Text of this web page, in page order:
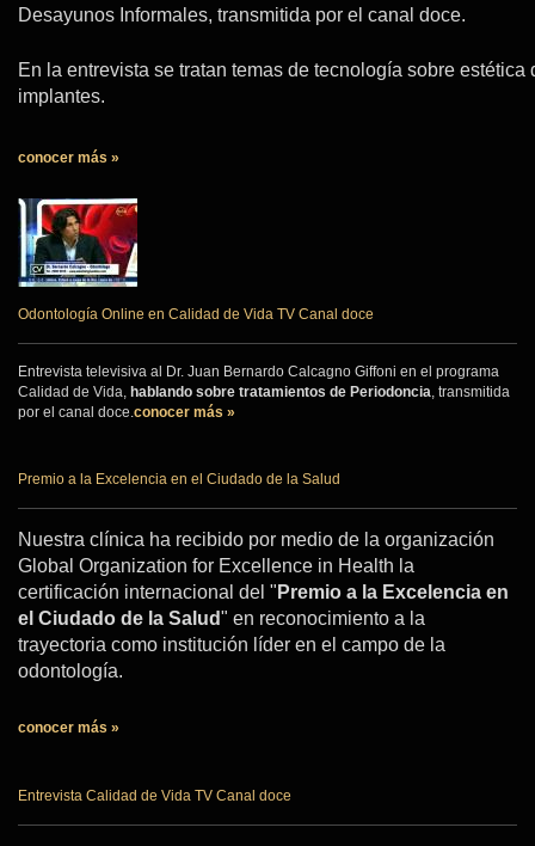
Desayunos Informales, transmitida por el canal doce.
En la entrevista se tratan temas de tecnología sobre estética
implantes.
conocer más »
Odontología Online en Calidad de Vida TV Canal doce
Entrevista televisiva al Dr. Juan Bernardo Calcagno Giffoni en el programa
Calidad de Vida, hablando sobre tratamientos de Periodoncia, transmitida
por el canal doce.conocer más »
Premio a la Excelencia en el Ciudado de la Salud
Nuestra clínica ha recibido por medio de la organización
Global Organization for Excellence in Health la
certificación internacional del " Premio a la Excelencia en
el Ciudado de la Salud" en reconocimiento a la
trayectoria como institución líder en el campo de la
odontología.
conocer más »
Entrevista Calidad de Vida TV Canal doce